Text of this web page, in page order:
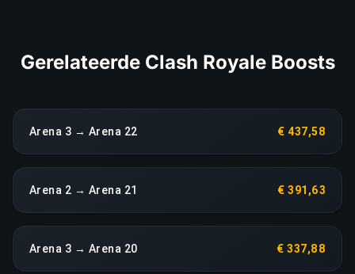
Gerelateerde Clash Royale Boosts
Arena 3 → Arena 22 € 437,58
Arena 2 → Arena 21 € 391,63
Arena 3 → Arena 20 € 337,88